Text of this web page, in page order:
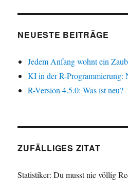
NEUESTE BEITRÄGE
Jedem Anfang wohnt ein
KI in der R-Programmierung:
R-Version 4.5.0: Was ist neu?
ZUFÄLLIGES ZITAT
Statistiker: Du musst nie völlig